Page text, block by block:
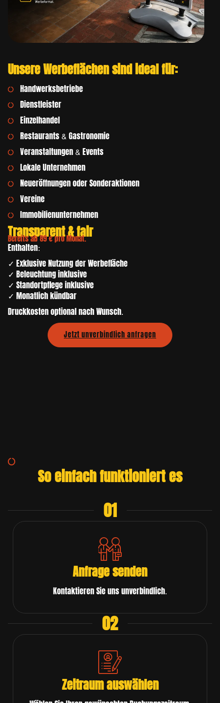
Unsere Werbeflächen sind ideal für:
Handwerksbetriebe
Dienstleister
Einzelhandel
Restaurants & Gastronomie
Veranstaltungen & Events
Lokale Unternehmen
Neueröffnungen oder Sonderaktionen
Vereine
Immobilienunternehmen
Transparent & fair
Bereits ab 89 € pro Monat.
Enthalten:
✓ Exklusive Nutzung der Werbefläche
✓ Beleuchtung inklusive
✓ Standortpflege inklusive
✓ Monatlich kündbar
Druckkosten optional nach Wunsch.
Jetzt unverbindlich anfragen
So einfach funktioniert es
01
Anfrage senden
Kontaktieren Sie uns unverbindlich.
02
Zeitraum auswählen